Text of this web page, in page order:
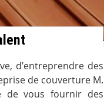
d’entreprendre des
de couverture M.
de vous fournir des